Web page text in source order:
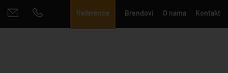
Reference Brendovi O nama Kontakt